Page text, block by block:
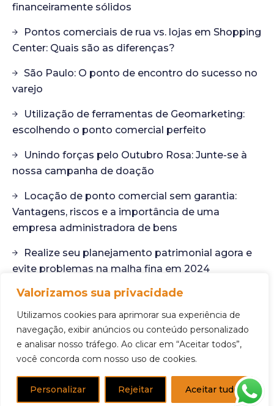
Valorizamos sua privacidade
Utilizamos cookies para aprimorar sua experiência de
navegação, exibir anúncios ou conteúdo personalizado
e analisar nosso tráfego. Ao clicar em “Aceitar todos”,
você concorda com nosso uso de cookies.
Personalizar Rejeitar Aceitar tudo
financeiramente sólidos
Pontos comerciais de rua vs. lojas em Shopping
Center: Quais são as diferenças?
São Paulo: O ponto de encontro do sucesso no
varejo
Utilização de ferramentas de Geomarketing:
escolhendo o ponto comercial perfeito
Unindo forças pelo Outubro Rosa: Junte-se à
nossa campanha de doação
Locação de ponto comercial sem garantia:
Vantagens, riscos e a importância de uma
empresa administradora de bens
Realize seu planejamento patrimonial agora e
evite problemas na malha fina em 2024
Desvendando o potencial dos imóveis não
anunciados: Sua próxima oportunidade de ponto
comercial